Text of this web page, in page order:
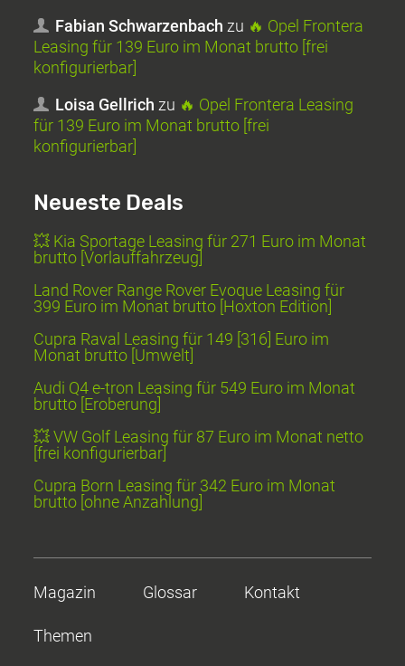
Fabian Schwarzenbach zu 🔥 Opel Frontera
Leasing für 139 Euro im Monat brutto [frei
konfigurierbar]
Loisa Gellrich zu 🔥 Opel Frontera Leasing
für 139 Euro im Monat brutto [frei
konfigurierbar]
Neueste Deals
💥 Kia Sportage Leasing für 271 Euro im Monat
brutto [Vorlauffahrzeug]
Land Rover Range Rover Evoque Leasing für
399 Euro im Monat brutto [Hoxton Edition]
Cupra Raval Leasing für 149 [316] Euro im
Monat brutto [Umwelt]
Audi Q4 e-tron Leasing für 549 Euro im Monat
brutto [Eroberung]
💥 VW Golf Leasing für 87 Euro im Monat netto
[frei konfigurierbar]
Cupra Born Leasing für 342 Euro im Monat
brutto [ohne Anzahlung]
Magazin Glossar Kontakt
Themen